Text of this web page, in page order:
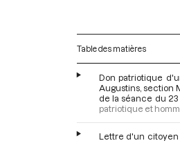
Table des matières
Don patriotique
Augustins, section
de la séance du 23
patriotique et
Lettre d'un citoyen